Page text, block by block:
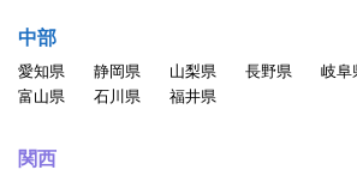
・自分以外の人物を名乗ったり、代理権が
会社などの組織を名乗ったり、または他
携、協力関係にあると偽ったりする行為。
・当サービスに関わる記載について、無断
中部
愛知県 静岡県 山梨県 長野県 岐阜
富山県
石川県 福井県
関西